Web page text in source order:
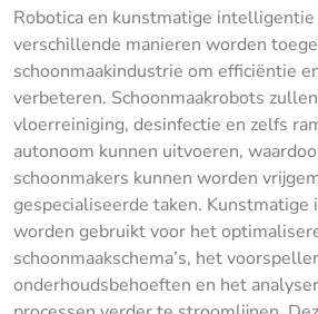
Robotica en kunstmatige
verschillende manieren worden
schoonmaakindustrie om efficiëntie
verbeteren. Schoonmaakrobots
vloerreiniging, desinfectie en zelfs
autonoom kunnen uitvoeren,
schoonmakers kunnen worden
gespecialiseerde taken.
worden gebruikt voor het
schoonmaakschema’s, het
onderhoudsbehoeften en het